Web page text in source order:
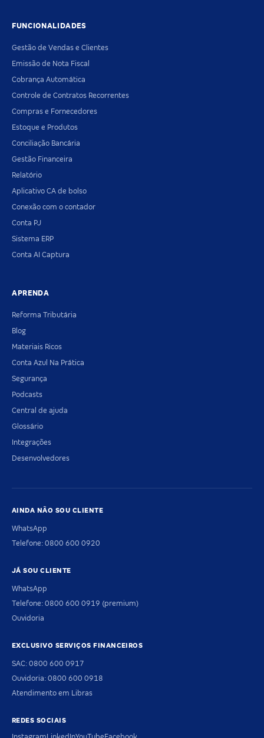
FUNCIONALIDADES
Gestão de Vendas e Clientes
Emissão de Nota Fiscal
Cobrança Automática
Controle de Contratos Recorrentes
Compras e Fornecedores
Estoque e Produtos
Conciliação Bancária
Gestão Financeira
Relatório
Aplicativo CA de bolso
Conexão com o contador
Conta PJ
Sistema ERP
Conta AI Captura
APRENDA
Reforma Tributária
Blog
Materiais Ricos
Conta Azul Na Prática
Segurança
Podcasts
Central de ajuda
Glossário
Integrações
Desenvolvedores
AINDA NÃO SOU CLIENTE
WhatsApp
Telefone: 0800 600 0920
JÁ SOU CLIENTE
WhatsApp
Telefone: 0800 600 0919 (premium)
Ouvidoria
EXCLUSIVO SERVIÇOS FINANCEIROS
SAC: 0800 600 0917
Ouvidoria: 0800 600 0918
Atendimento em Libras
REDES SOCIAIS